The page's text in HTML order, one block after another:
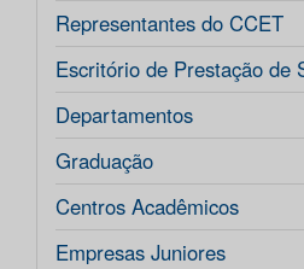
Representantes do CCET
Escritório de Prestação de
Departamentos
Graduação
Centros Acadêmicos
Empresas Juniores